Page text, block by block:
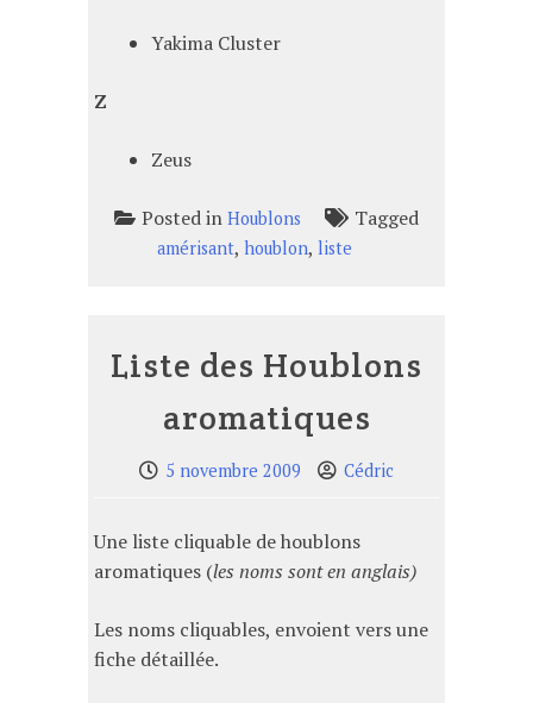
Yakima Cluster
Z
Zeus
Posted in Houblons Tagged
amérisant, houblon, liste
Liste des Houblons
aromatiques
5 novembre 2009 Cédric
Une liste cliquable de houblons
aromatiques (les noms sont en anglais)
Les noms cliquables, envoient vers une
fiche détaillée.